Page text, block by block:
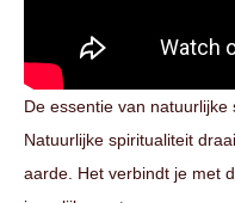
De essentie van natuurlijke
Natuurlijke spiritualiteit
aarde. Het verbindt je met